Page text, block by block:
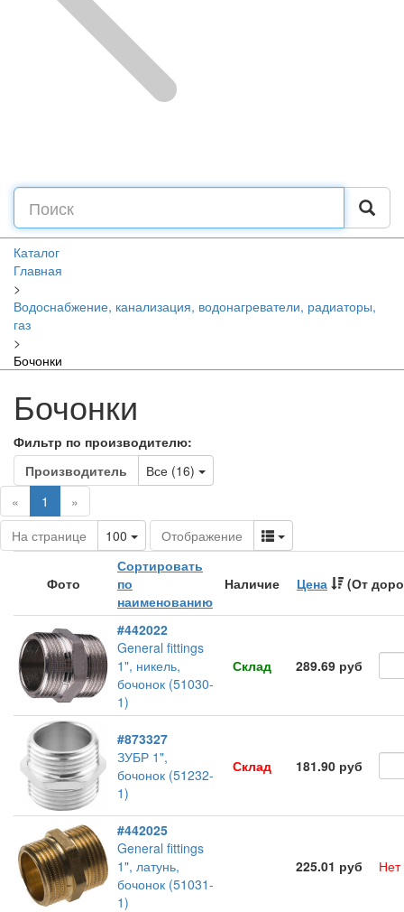
Каталог
Главная
>
Водоснабжение, канализация, водонагреватели, радиаторы,
газ
>
Бочонки
Бочонки
Фильтр по производителю:
Производитель
Все (16) Toggle Dropdown
«
1 (current)
»
На странице
100 Toggle Dropdown
Отображение Toggle Dropdown
Фото
Сортировать
по
наименованию
Наличие Цена (От
#442022
General fittings
1", никель,
бочонок (51030-
1)
Склад 289.69 руб
#873327
ЗУБР 1",
бочонок (51232-
1)
Склад 181.90 руб
#442025
General fittings
1", латунь,
бочонок (51031-
1)
225.01 руб Нет